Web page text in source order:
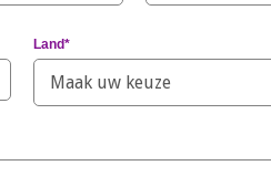
Land*